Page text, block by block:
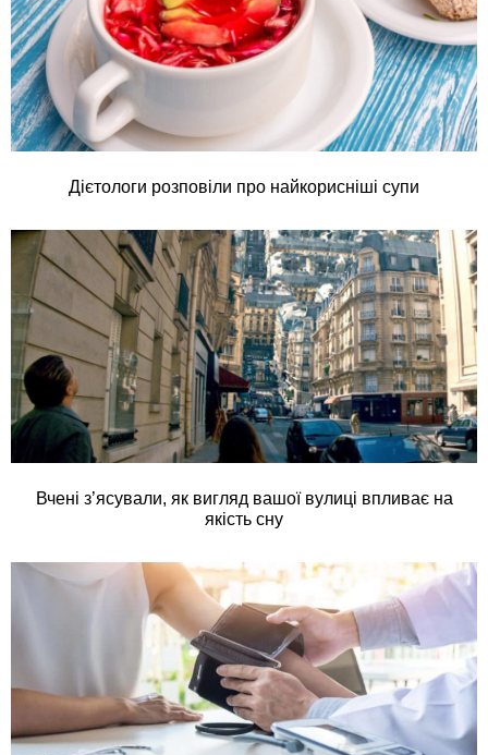
Дієтологи розповіли про найкорисніші супи
Вчені з’ясували, як вигляд вашої вулиці впливає на
якість сну